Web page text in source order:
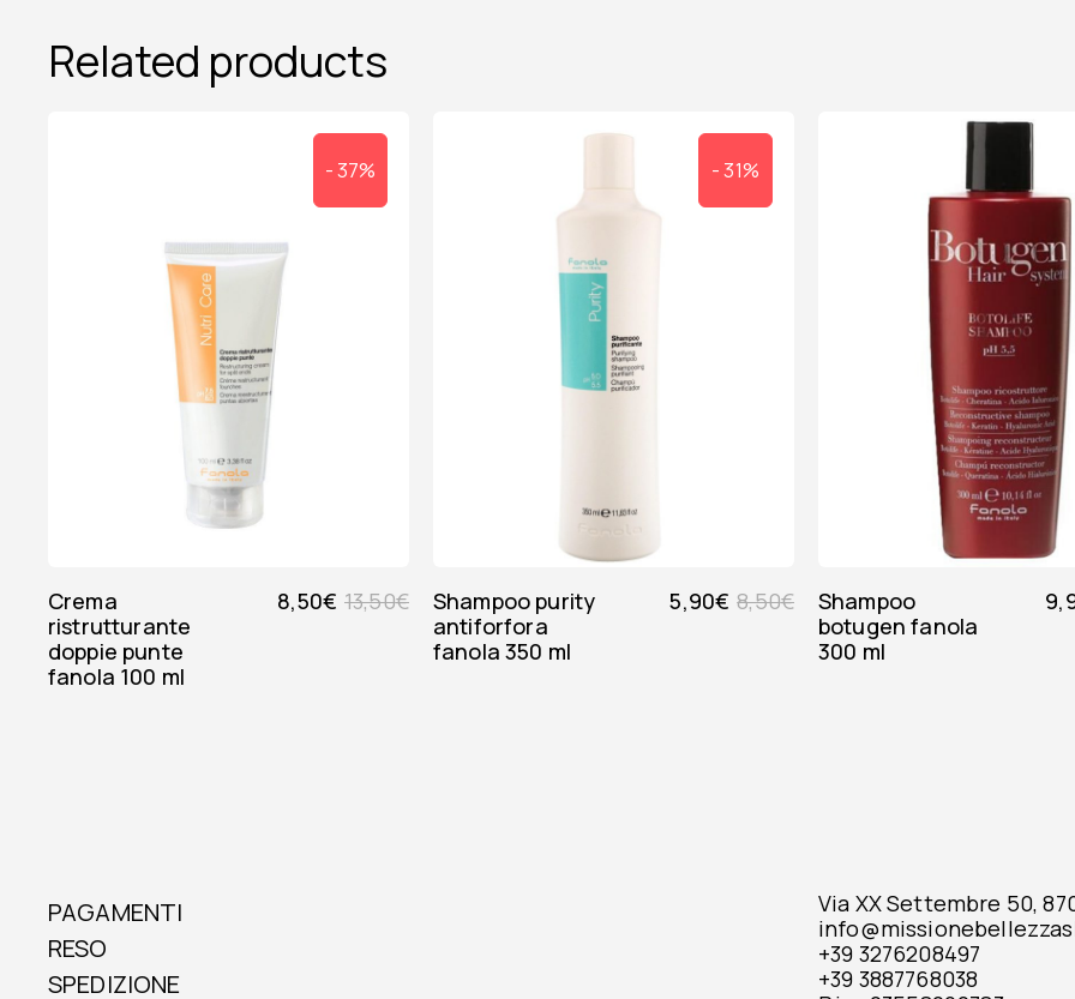
Related products
- 37%
crema
ristrutturante
doppie punte
fanola 100 ml
13,50€
8,50€
- 31%
shampoo purity
antiforfora
fanola 350 ml
8,50€
5,90€
shampoo
botugen fanola
300 ml
PAGAMENTI
RESO
SPEDIZIONE
Via XX Settembre 50,
+39 3276208497
+39 3887768038